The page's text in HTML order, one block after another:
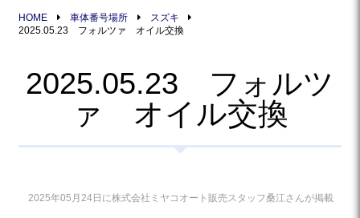
HOME 車体番号場所
スズキ
2025.05.23 フォルツァ オイル交換
2025.05.23 フォルツ
ァ オイル交換
2025年05月24日に株式会社ミヤコオート販売スタッフ桑江さんが掲載